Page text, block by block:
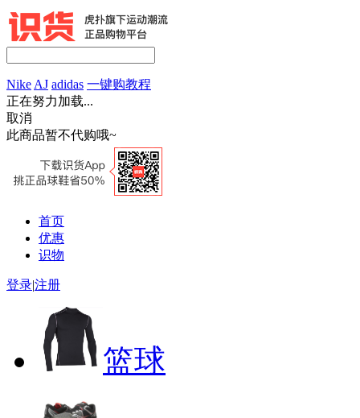
Nike AJ adidas 一键购教程
正在努力加载...
取消
此商品暂不代购哦~
首页
优惠
识物
登录|注册
篮球